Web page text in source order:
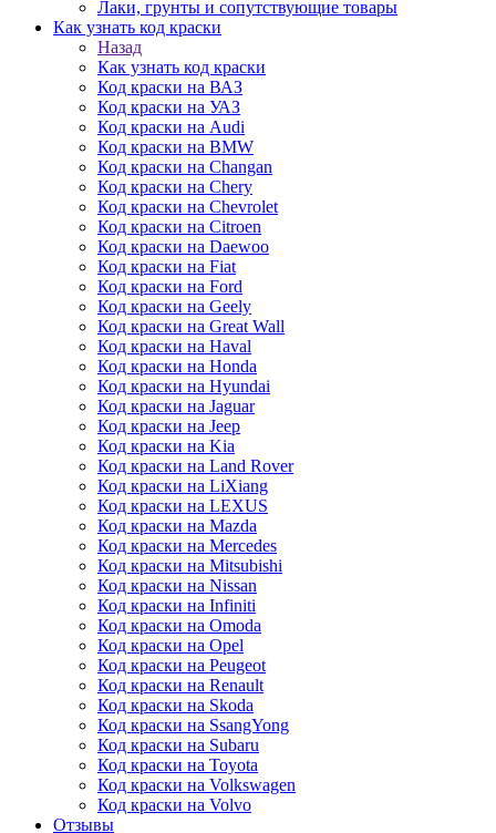
Лаки, грунты и сопутствующие товары
Как узнать код краски
Назад
Как узнать код краски
Код краски на ВАЗ
Код краски на УАЗ
Код краски на Audi
Код краски на BMW
Код краски на Changan
Код краски на Chery
Код краски на Chevrolet
Код краски на Citroen
Код краски на Daewoo
Код краски на Fiat
Код краски на Ford
Код краски на Geely
Код краски на Great Wall
Код краски на Haval
Код краски на Honda
Код краски на Hyundai
Код краски на Jaguar
Код краски на Jeep
Код краски на Kia
Код краски на Land Rover
Код краски на LiXiang
Код краски на LEXUS
Код краски на Mazda
Код краски на Mercedes
Код краски на Mitsubishi
Код краски на Nissan
Код краски на Infiniti
Код краски на Omoda
Код краски на Opel
Код краски на Peugeot
Код краски на Renault
Код краски на Skoda
Код краски на SsangYong
Код краски на Subaru
Код краски на Toyota
Код краски на Volkswagen
Код краски на Volvo
Отзывы